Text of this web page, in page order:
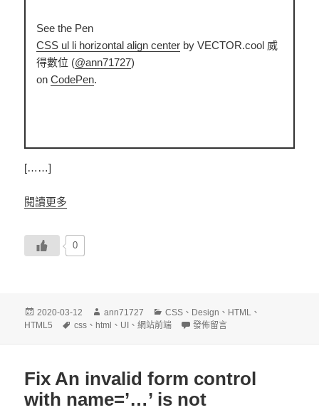
See the Pen
CSS ul li horizontal align center by VECTOR.cool 威
得數位 (@ann71727)
onCodePen.
[……]
閱讀更多
0
發
佈
2020-03-12
作
者
ann71727
分
類
CSS 、 Design 、 HTML
、
HTML5
標
css 、html 、 UI 、網站前端 在〈CSS ul li 水平居中 only
發佈留言
Fix An invalid form control
with name=’…’ is not